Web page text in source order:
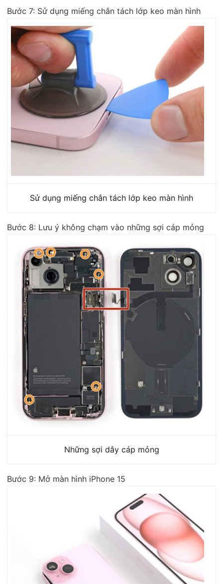
Bước 7: Sử dụng miếng chắn tách lớp keo màn hình
Sử dụng miếng chắn tách lớp keo màn hình
Bước 8: Lưu ý không chạm vào những sợi cáp mỏng
Những sợi dây cáp mỏng
Bước 9: Mở màn hình iPhone 15